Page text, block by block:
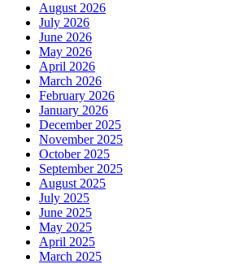
August 2026
July 2026
June 2026
May 2026
April 2026
March 2026
February 2026
January 2026
December 2025
November 2025
October 2025
September 2025
August 2025
July 2025
June 2025
May 2025
April 2025
March 2025